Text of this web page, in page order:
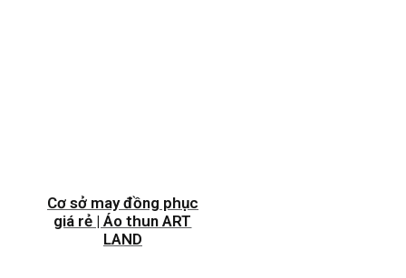
Cơ sở may đồng phục
giá rẻ | Áo thun ART
LAND